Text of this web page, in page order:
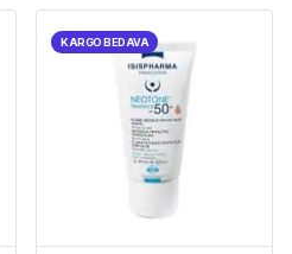
KARGO BEDAVA